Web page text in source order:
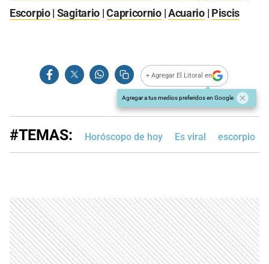
Escorpio| Sagitario |Capricornio|Acuario| Piscis
+ Agregar El Litoral en
Agregar a tus medios preferidos en Google
#TEMAS: Horóscopo de hoy Es viral escorpio